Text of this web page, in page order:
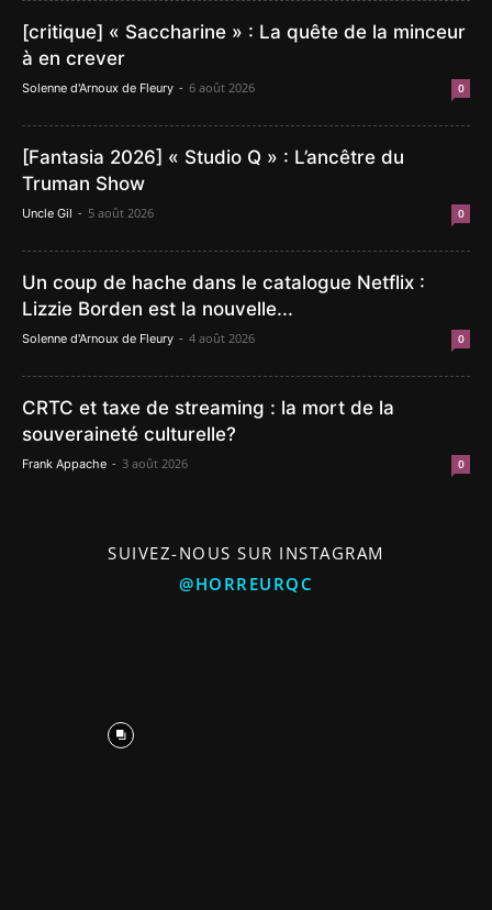
[critique] « Saccharine » : La quête de la minceur
à en crever
Solenne d'Arnoux de Fleury - 6 août 2026 0
[Fantasia 2026] « Studio Q » : L’ancêtre du
Truman Show
Uncle Gil - 5 août 2026 0
Un coup de hache dans le catalogue Netflix :
Lizzie Borden est la nouvelle...
Solenne d'Arnoux de Fleury - 4 août 2026 0
CRTC et taxe de streaming : la mort de la
souveraineté culturelle?
Frank Appache - 3 août 2026 0
SUIVEZ-NOUS SUR INSTAGRAM
@HORREURQC